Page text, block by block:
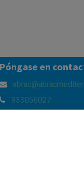
Póngase en
933056027
Pg del Mar d'Alboran,